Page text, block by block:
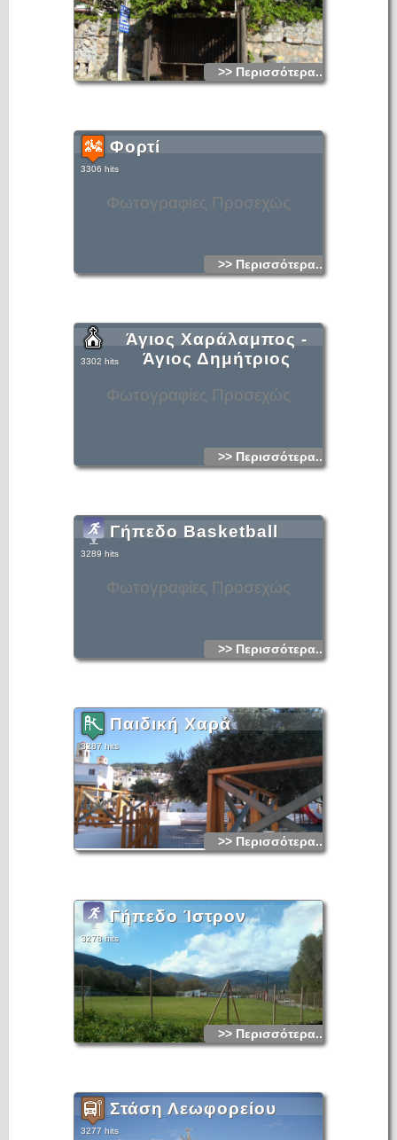
>> Περισσότερα...
Φωτογραφίες Προσεχώς
Φορτί
3306 hits
>> Περισσότερα...
Φωτογραφίες Προσεχώς
Άγιος Χαράλαμπος -
Άγιος Δημήτριος
3302 hits
>> Περισσότερα...
Φωτογραφίες Προσεχώς
Γήπεδο Basketball
3289 hits
>> Περισσότερα...
Παιδική Χαρά
3287 hits
>> Περισσότερα...
Γήπεδο Ίστρον
3278 hits
>> Περισσότερα...
Στάση Λεωφορείου
3277 hits